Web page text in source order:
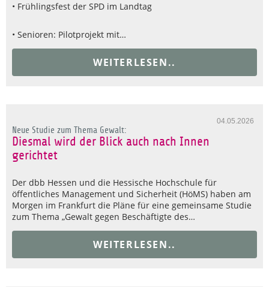
• Frühlingsfest der SPD im Landtag
• Senioren: Pilotprojekt mit…
WEITERLESEN..
04.05.2026
Neue Studie zum Thema Gewalt:
Diesmal wird der Blick auch nach Innen
gerichtet
Der dbb Hessen und die Hessische Hochschule für
öffentliches Management und Sicherheit (HöMS) haben am
Morgen im Frankfurt die Pläne für eine gemeinsame Studie
zum Thema „Gewalt gegen Beschäftigte des…
WEITERLESEN..